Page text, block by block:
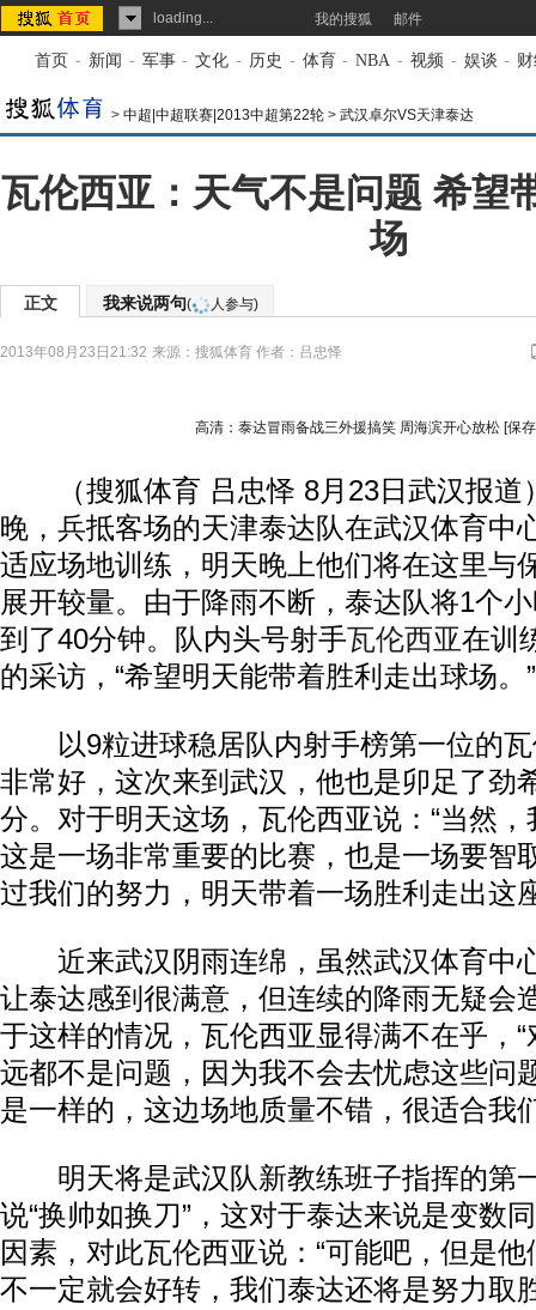
loading... 我的搜狐 邮件
首页 - 新闻 - 军事 - 文化 - 历史 - 体育 - NBA - 视频 - 娱谈 -
> 中超|中超联赛|2013中超第22轮 > 武汉卓尔VS天津泰达
瓦伦西亚：天气不是问题 希望
场
正文 我来说两句( 人参与)
2013年08月23日21:32 来源： 搜狐体育 作者：吕忠怿
高清：泰达冒雨备战三外援搞笑 周海滨开心放松 [保
（搜狐体育 吕忠怿 8月23日武汉报道
晚，兵抵客场的天津泰达队在武汉体育中
适应场地训练，明天晚上他们将在这里与
展开较量。由于降雨不断，泰达队将1个
到了40分钟。队内头号射手瓦伦西亚在训
的采访，“希望明天能带着胜利走出球场。”
以9粒进球稳居队内射手榜第一位的瓦
非常好，这次来到武汉，他也是卯足了劲
分。对于明天这场，瓦伦西亚说：“当然
这是一场非常重要的比赛，也是一场要智
过我们的努力，明天带着一场胜利走出这
近来武汉阴雨连绵，虽然武汉体育中
让泰达感到很满意，但连续的降雨无疑会
于这样的情况，瓦伦西亚显得满不在乎，
远都不是问题，因为我不会去忧虑这些问
是一样的，这边场地质量不错，很适合我
明天将是武汉队新教练班子指挥的第
说“换帅如换刀”，这对于泰达来说是变数
因素，对此瓦伦西亚说：“可能吧，但是
不一定就会好转，我们泰达还将是努力取